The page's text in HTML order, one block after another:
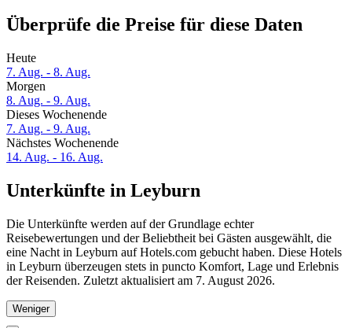
Überprüfe die Preise für diese Daten
Heute
7. Aug. - 8. Aug.
Morgen
8. Aug. - 9. Aug.
Dieses Wochenende
7. Aug. - 9. Aug.
Nächstes Wochenende
14. Aug. - 16. Aug.
Unterkünfte in Leyburn
Die Unterkünfte werden auf der Grundlage echter
Reisebewertungen und der Beliebtheit bei Gästen ausgewählt, die
eine Nacht in Leyburn auf Hotels.com gebucht haben. Diese Hotels
in Leyburn überzeugen stets in puncto Komfort, Lage und Erlebnis
der Reisenden. Zuletzt aktualisiert am 7. August 2026.
Weniger